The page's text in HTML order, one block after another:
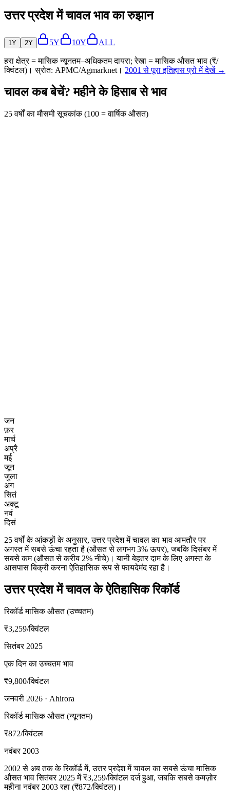
उत्तर प्रदेश में चावल भाव का रुझान
1Y 2Y 5Y 10Y ALL
हरा क्षेत्र = मासिक न्यूनतम–अधिकतम दायरा; रेखा = मासिक औसत भाव (₹/
क्विंटल)। स्रोत: APMC/Agmarknet। 2001 से पूरा इतिहास प्रो में देखें →
चावल कब बेचें? महीने के हिसाब से भाव
25 वर्षों का मौसमी सूचकांक (100 = वार्षिक औसत)
जन
फ़र
मार्च
अप्रै
मई
जून
जुला
अग
सितं
अक्टू
नवं
दिसं
25 वर्षों के आंकड़ों के अनुसार, उत्तर प्रदेश में चावल का भाव आमतौर पर
अगस्त में सबसे ऊंचा रहता है (औसत से लगभग 3% ऊपर), जबकि दिसंबर में
सबसे कम (औसत से करीब 2% नीचे)। यानी बेहतर दाम के लिए अगस्त के
आसपास बिक्री करना ऐतिहासिक रूप से फायदेमंद रहा है।
उत्तर प्रदेश में चावल के ऐतिहासिक रिकॉर्ड
रिकॉर्ड मासिक औसत (उच्चतम)
₹3,259/क्विंटल
सितंबर 2025
एक दिन का उच्चतम भाव
₹9,800/क्विंटल
जनवरी 2026 · Ahirora
रिकॉर्ड मासिक औसत (न्यूनतम)
₹872/क्विंटल
नवंबर 2003
2002 से अब तक के रिकॉर्ड में, उत्तर प्रदेश में चावल का सबसे ऊंचा मासिक
औसत भाव सितंबर 2025 में ₹3,259/क्विंटल दर्ज हुआ, जबकि सबसे कमज़ोर
महीना नवंबर 2003 रहा (₹872/क्विंटल)।